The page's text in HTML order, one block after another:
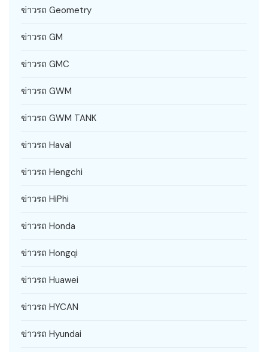
ข่าวรถ Geometry
ข่าวรถ GM
ข่าวรถ GMC
ข่าวรถ GWM
ข่าวรถ GWM TANK
ข่าวรถ Haval
ข่าวรถ Hengchi
ข่าวรถ HiPhi
ข่าวรถ Honda
ข่าวรถ Hongqi
ข่าวรถ Huawei
ข่าวรถ HYCAN
ข่าวรถ Hyundai